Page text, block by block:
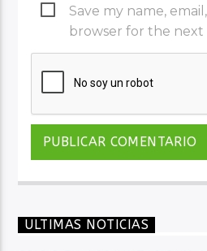
Save my name,
browser for the
ULTIMAS NOTICIAS